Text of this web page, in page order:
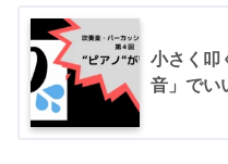
小さく叩
音」でい